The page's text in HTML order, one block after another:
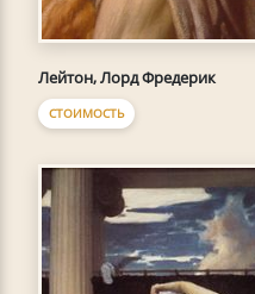
Лейтон, Лорд Фредерик
СТОИМОСТЬ